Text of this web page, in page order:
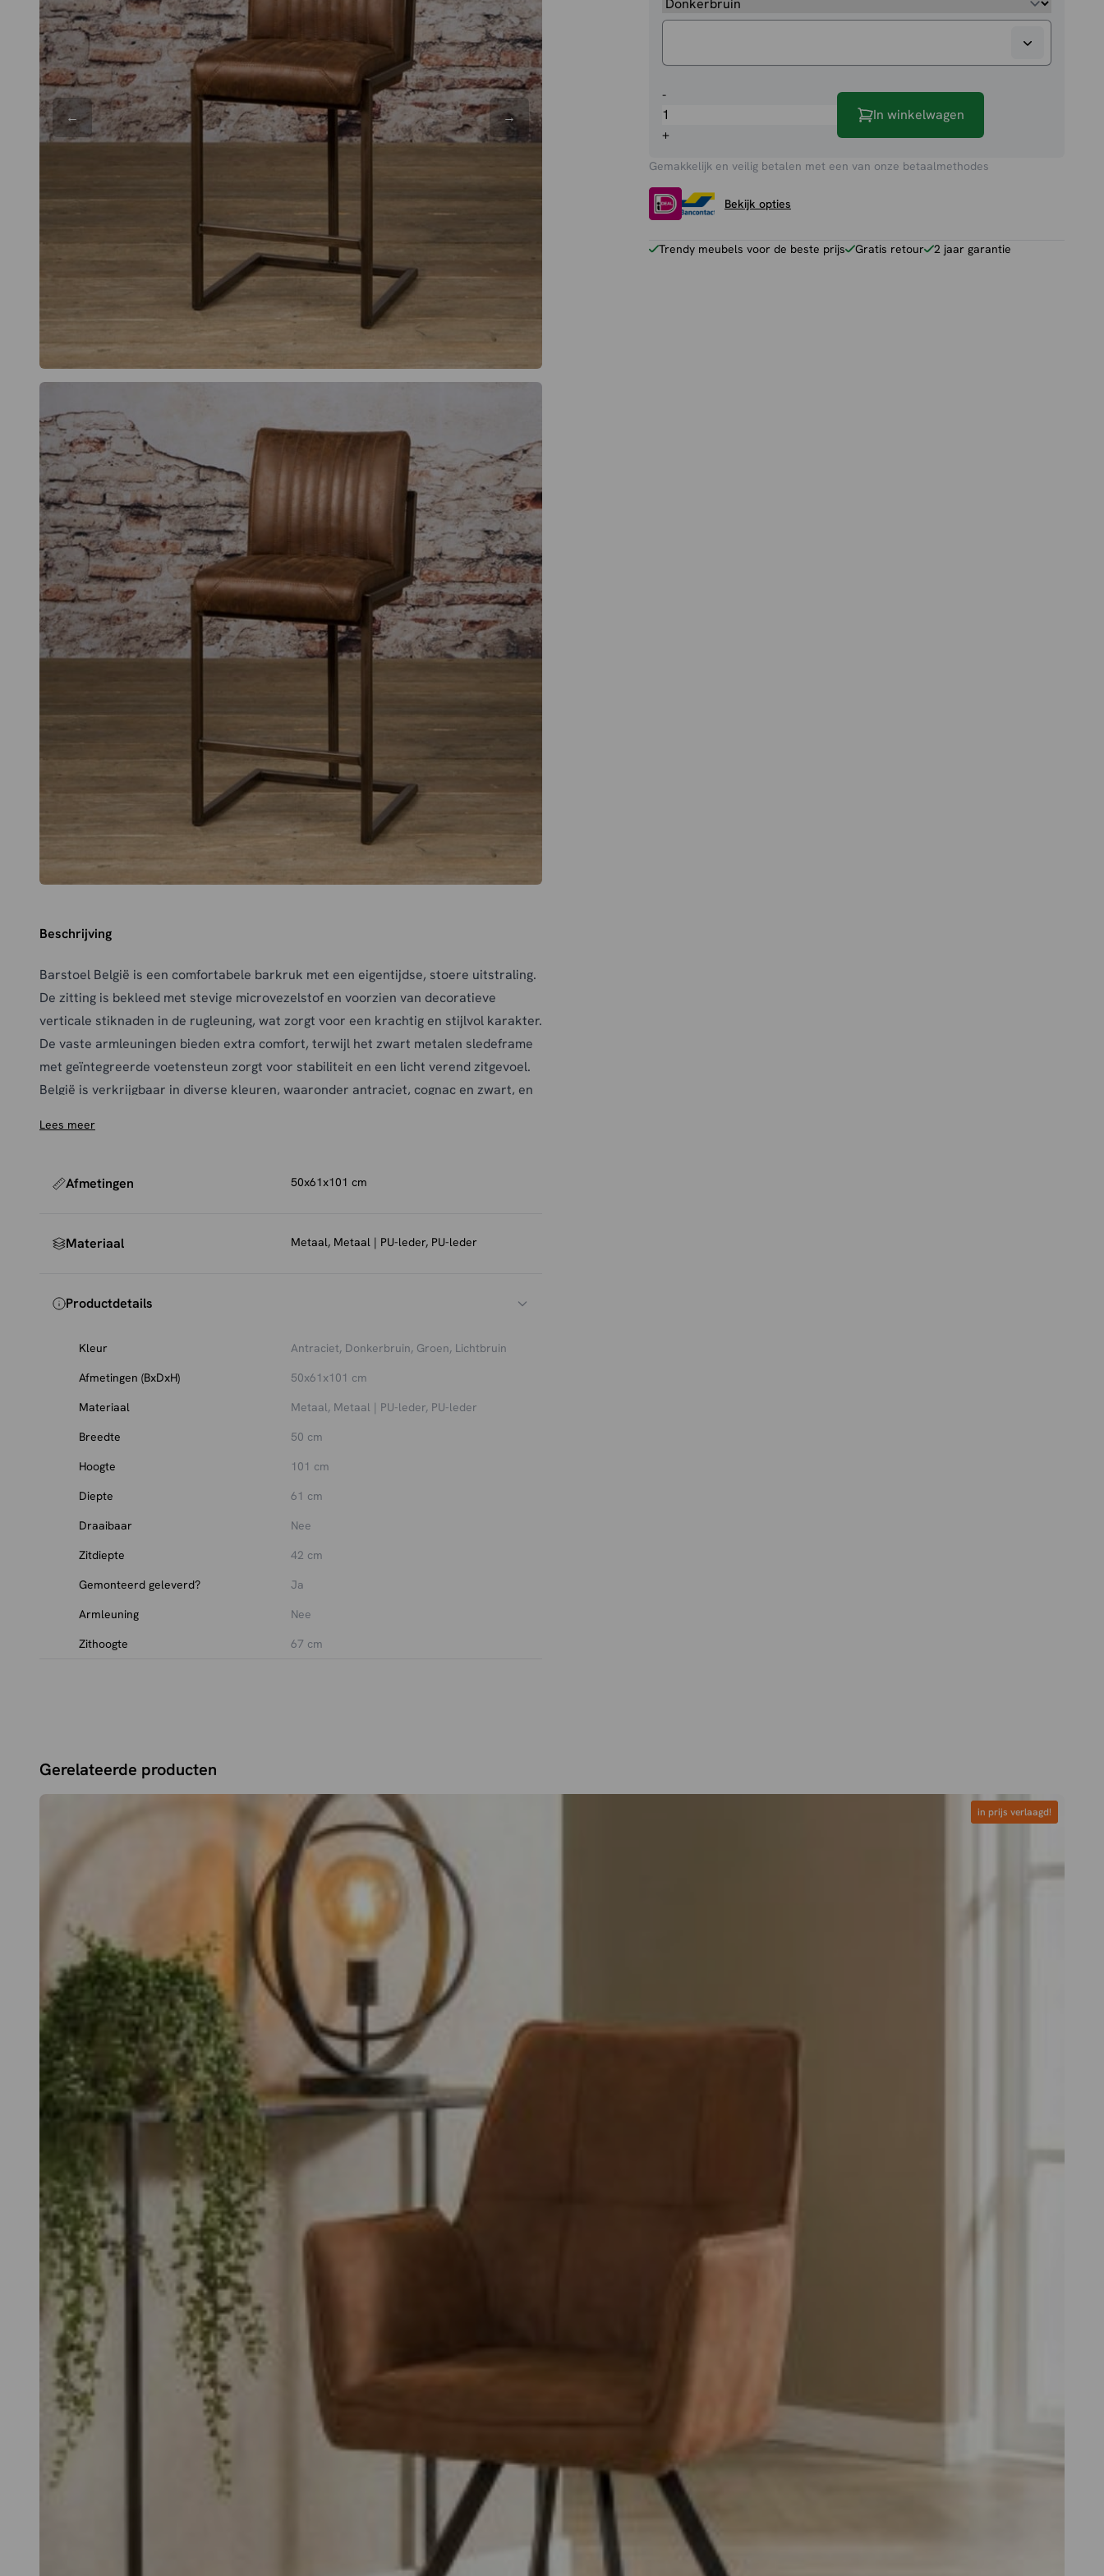
-Barstoel
België
aantal
+
In winkelwagen
Gemakkelijk en veilig betalen met een van onze betaalmethodes
Bekijk opties
Trendy meubels voor de beste prijs Gratis retour 2 jaar garantie
Beschrijving
Barstoel België is een comfortabele barkruk met een eigentijdse, stoere uitstraling.
De zitting is bekleed met stevige microvezelstof en voorzien van decoratieve
verticale stiknaden in de rugleuning, wat zorgt voor een krachtig en stijlvol karakter.
De vaste armleuningen bieden extra comfort, terwijl het zwart metalen sledeframe
met geïntegreerde voetensteun zorgt voor stabiliteit en een licht verend zitgevoel.
België is verkrijgbaar in diverse kleuren, waaronder antraciet, cognac en zwart, en
Onderhoud en bescherming
een zachte meubelborstel. Voor extra bescherming tegen vlekken kun je een textiel
krassen.
Lees meer
Afmetingen 50x61x101 cm
Materiaal Metaal, Metaal | PU-leder, PU-leder
Productdetails
Kleur
Antraciet, Donkerbruin, Groen, Lichtbruin
Afmetingen (BxDxH)
50x61x101 cm
Materiaal
Metaal, Metaal | PU-leder, PU-leder
Breedte
50 cm
Hoogte
101 cm
Diepte
61 cm
Draaibaar
Nee
Zitdiepte
42 cm
Gemonteerd geleverd?
Ja
Armleuning
Nee
Zithoogte
67 cm
Gerelateerde producten
in prijs verlaagd!
in prijs verlaagd!